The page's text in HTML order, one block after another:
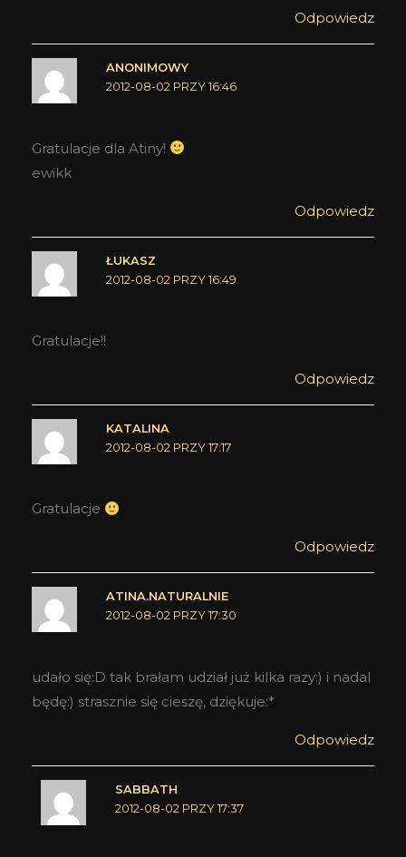
Odpowiedz
ANONIMOWY
2012-08-02 PRZY 16:46
Gratulacje dla Atiny!
ewikk
Odpowiedz
ŁUKASZ
2012-08-02 PRZY 16:49
Gratulacje!!
Odpowiedz
KATALINA
2012-08-02 PRZY 17:17
Gratulacje
Odpowiedz
ATINA.NATURALNIE
2012-08-02 PRZY 17:30
udało się:D tak brałam udział już kilka razy:) i nadal
będę:) strasznie się cieszę, dziękuje:*
Odpowiedz
SABBATH
2012-08-02 PRZY 17:37